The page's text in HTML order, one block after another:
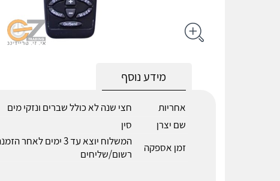
מידע נוסף
אחריות
חצי שנה לא כולל שברים ונזקי מים
שם יצרן
סין
זמן אספקה
המשלוח יוצא עד 3 ימים
רשום/שליחים